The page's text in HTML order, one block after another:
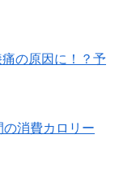
痛の原因に！？予
の消費カロリー